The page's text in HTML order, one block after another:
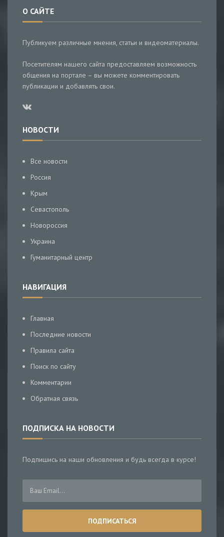
О САЙТЕ
Публикуем различные мнения, статьи и видеоматериалы.
Посетителям нашего сайта предоставляем возможность
общения на портале – вы можете комментировать
публикации и добавлять свои.
НОВОСТИ
Все новости
Россия
Крым
Севастополь
Новороссия
Украина
Гуманитарный центр
НАВИГАЦИЯ
Главная
Последние новости
Правила сайта
Поиск по сайту
Комментарии
Обратная связь
ПОДПИСКА НА НОВОСТИ
Подпишись на наши обновления и будь всегда в курсе!